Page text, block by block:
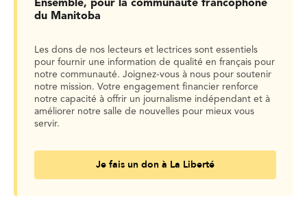
Ensemble, pour la communauté francophone
du Manitoba
Les dons de nos lecteurs et lectrices sont essentiels
pour fournir une information de qualité en français pour
notre communauté. Joignez-vous à nous pour soutenir
notre mission. Votre engagement financier renforce
notre capacité à offrir un journalisme indépendant et à
améliorer notre salle de nouvelles pour mieux vous
servir.
Je fais un don à La Liberté